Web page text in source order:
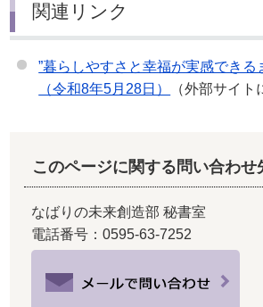
関連リンク
”暮らしやすさと幸福が実感できる
（令和8年5月28日）
（外部サイト
このページに関する問い合わせ
なばりの未来創造部 秘書室
電話番号：0595-63-7252